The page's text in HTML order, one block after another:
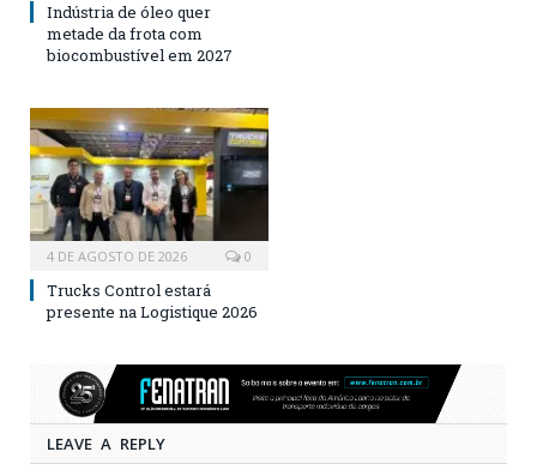
Indústria de óleo quer
metade da frota com
biocombustível em 2027
4 DE AGOSTO DE 2026 0
Trucks Control estará
presente na Logistique 2026
LEAVE A REPLY